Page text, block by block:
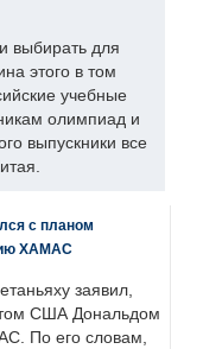
выбирать для
этого в том
учебные
олимпиад и
выпускники все
с планом
ХАМАС
заявил,
США Дональдом
По его словам,